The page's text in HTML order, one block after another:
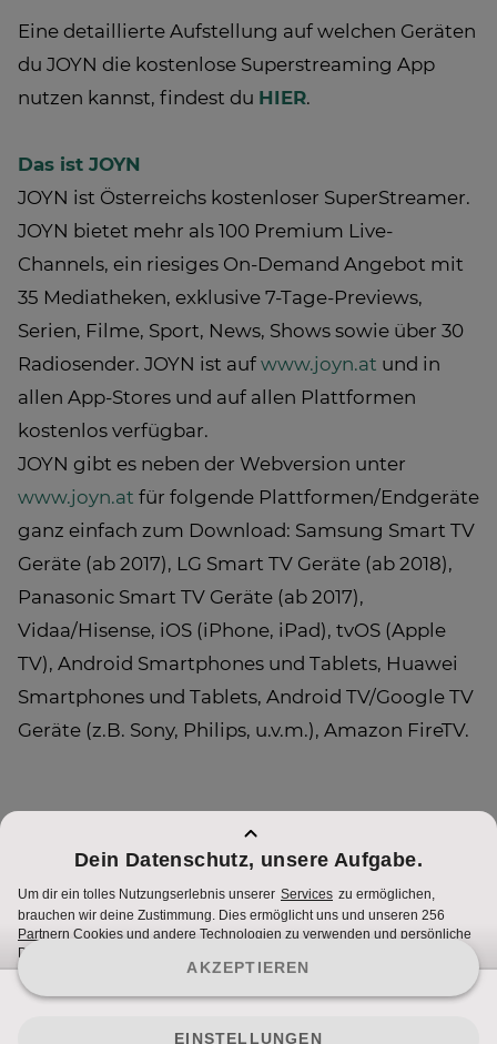
Eine detaillierte Aufstellung auf welchen Geräten
du JOYN die kostenlose Superstreaming App
nutzen kannst, findest du HIER.
Das ist JOYN
JOYN ist Österreichs kostenloser SuperStreamer.
JOYN bietet mehr als 100 Premium Live-
Channels, ein riesiges On-Demand Angebot mit
35 Mediatheken, exklusive 7-Tage-Previews,
Serien, Filme, Sport, News, Shows sowie über 30
Radiosender. JOYN ist auf www.joyn.at und in
allen App-Stores und auf allen Plattformen
kostenlos verfügbar.
JOYN gibt es neben der Webversion unter
www.joyn.at für folgende Plattformen/Endgeräte
ganz einfach zum Download: Samsung Smart TV
Geräte (ab 2017), LG Smart TV Geräte (ab 2018),
Panasonic Smart TV Geräte (ab 2017),
Vidaa/Hisense, iOS (iPhone, iPad), tvOS (Apple
TV), Android Smartphones und Tablets, Huawei
Smartphones und Tablets, Android TV/Google TV
Geräte (z.B. Sony, Philips, u.v.m.), Amazon FireTV.
Wenn du Teil 1 dieses Artikels von Anfang an
lesen willst dann drückeHIER